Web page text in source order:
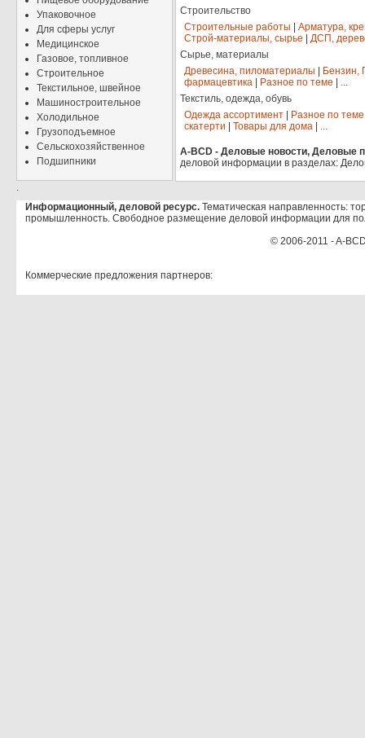
Упаковочное
Для сферы услуг
Медицинское
Газовое, топливное
Строительное
Текстильное, швейное
Машиностроительное
Холодильное
Грузоподъемное
Сельскохозяйственное
Подшипники
Строительство
Строительные работы
Арматура,
Строй-материалы, сырье
ДСП,
Сырье, материалы
Древесина, пиломатериалы
Бензин,
фармацевтика
Разное по теме
...
Текстиль, одежда, обувь
Одежда ассортимент
Разное по теме
скатерти
Товары для дома ...
A-BCD - Деловые новости, Деловые
деловой информации в разделах:
.
Информационный, деловой ресурс. Тематическая направленность:
промышленность. Свободное размещение деловой информации для
© 2006-2011 - A-
Коммерческие предложения партнеров: